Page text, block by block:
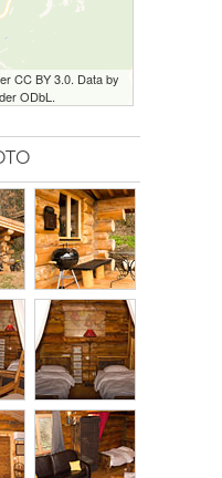
CC BY 3.0. Data by
ODbL.